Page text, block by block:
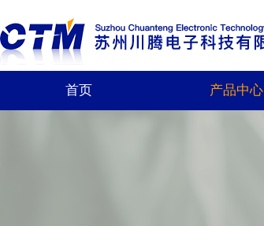
首页 产品中心